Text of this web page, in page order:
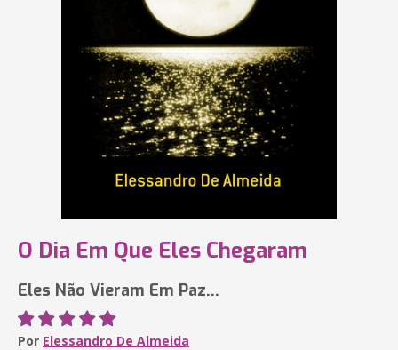
O Dia Em Que Eles Chegaram
Eles Não Vieram Em Paz...
Por Elessandro De Almeida